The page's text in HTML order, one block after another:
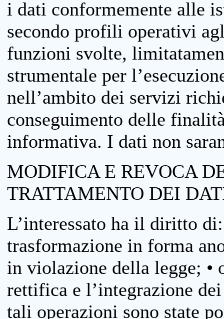
i dati conformemente alle
secondo profili operativi
funzioni svolte,
strumentale per
nell’ambito dei servizi
conseguimento delle
informativa. I dati non
MODIFICA E REVOCA
TRATTAMENTO DEI
L’interessato ha il diritto
trasformazione in forma
in violazione della legge; •
rettifica e l’integrazione
tali operazioni sono state